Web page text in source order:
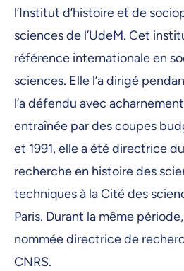
l’Institut d’histoire et de
sciences de l’UdeM. Cet
référence internationale en
sciences. Elle l’a dirigé
l’a défendu avec
entraînée par des coupes
et 1991, elle a été directrice
recherche en histoire des
techniques à la Cité des
Paris. Durant la même
nommée directrice de
CNRS.